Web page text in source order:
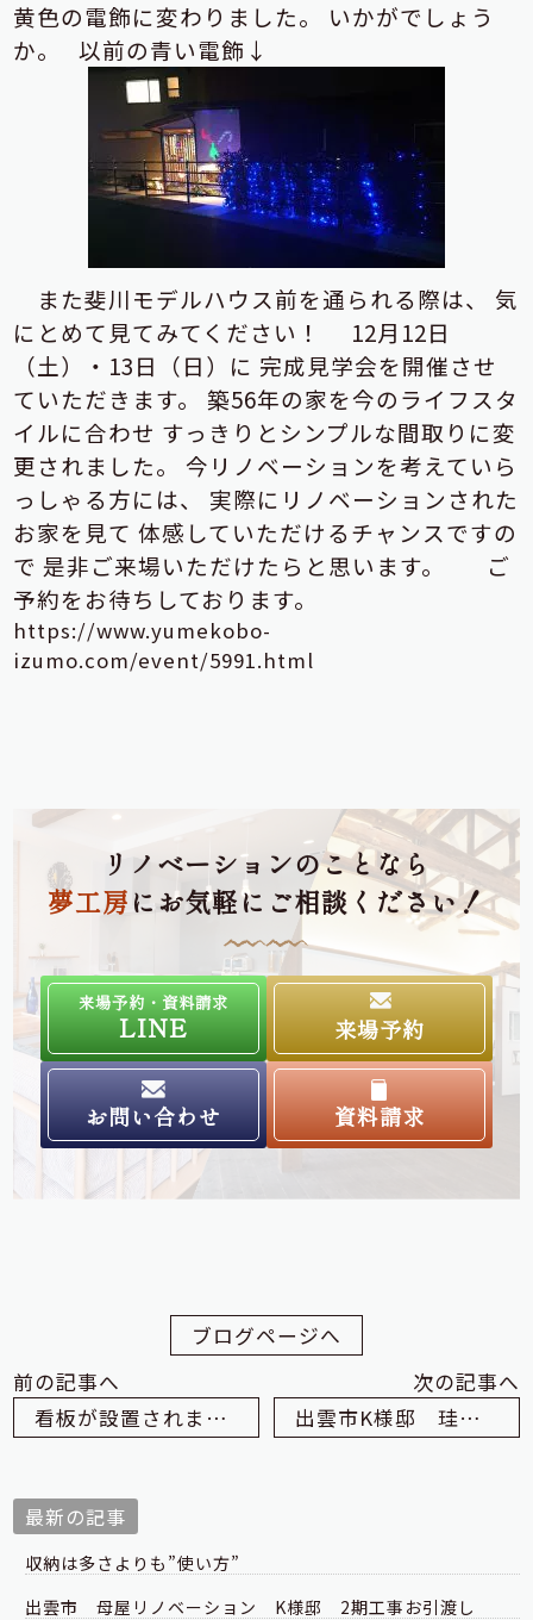
黄色の電飾に変わりました。
いかがでしょう
か。
以前の青い電飾↓
また斐川モデルハウス前を通られる際は、
気
にとめて見てみてください！
12月12日
（土）・13日（日）に 完成見学会を開催させ
ていただきます。
築56年の家を今のライフスタ
イルに合わせ すっきりとシンプルな間取りに変
更されました。
今リノベーションを考えていら
っしゃる方には、
実際にリノベーションされた
お家を見て 体感していただけるチャンスですの
で 是非ご来場いただけたらと思います。
ご
予約をお待ちしております。
https://www.yumekobo-
izumo.com/event/5991.html
リノベーションのことなら
夢工房にお気軽にご相談ください！
来場予約・資料請求
LINE 来場予約
お問い合わせ 資料請求
ブログページへ
前の記事へ
看板が設置されました！一の谷モデルハウス
次の記事へ
出雲市K様邸 珪藻土塗りました
最新の記事
収納は多さよりも”使い方”
出雲市 母屋リノベーション K様邸 2期工事お引渡し